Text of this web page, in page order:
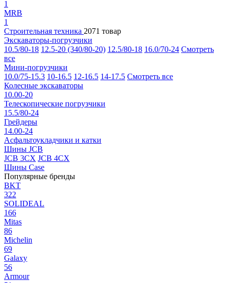
1
MRB
1
Строительная техника 2071 товар
Экскаваторы-погрузчики
10.5/80-18 12.5-20 (340/80-20) 12.5/80-18 16.0/70-24 Смотреть
все
Мини-погрузчики
10.0/75-15.3 10-16.5 12-16.5 14-17.5 Смотреть все
Колесные экскаваторы
10.00-20
Телескопические погрузчики
15.5/80-24
Грейдеры
14.00-24
Асфальтоукладчики и катки
Шины JCB
JCB 3CX JCB 4CX
Шины Case
Популярные бренды
BKT
322
SOLIDEAL
166
Mitas
86
Michelin
69
Galaxy
56
Armour